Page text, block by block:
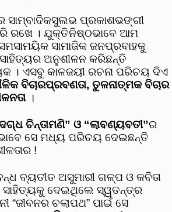
ସାମ୍ବାଦିକସୁଲଭ ପ୍ରକାଶଭଙ୍ଗୀ
ରଖେ । ଯୁକ୍ତିନିଷ୍ଠଭାବେ ଆମ
ସାମାଜିକ ଜନପ୍ରବାହକୁ
ଅନୁଶୀଳନ କରିଛନ୍ତି
। ଏସବୁ କାଳଜୟୀ ରଚନା ପରିଚୟ ଦିଏ
ବିଚାରପ୍ରବଣତା, ତୁଳନାତ୍ମକ ବିଚାର
।
ଚିନ୍ତାମଣି” ଓ “ଲାବଣ୍ୟବତୀ”ର
ସେ ମଧ୍ୟ ପରିଚୟ ଦେଇଛନ୍ତି
!
ବ୍ୟତୀତ ଅସୁମାରୀ ଗଳ୍ପ ଓ କବିତା
ସାହିତ୍ୟକୁ ଦେଇଥିଲେ ସ୍ୱତନ୍ତ୍ର
“ଜୀବନର ଚଲାପଥ” ପାଇଁ ସେ